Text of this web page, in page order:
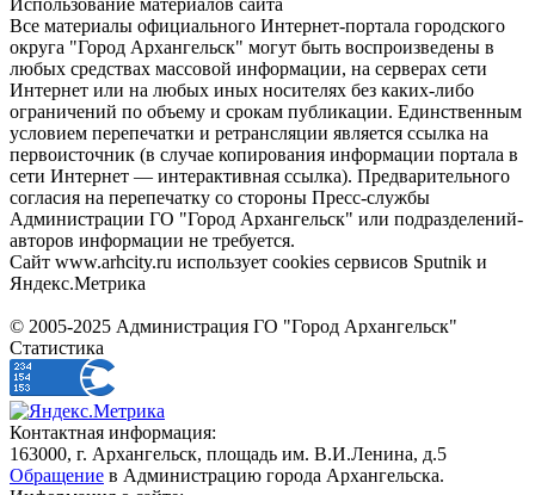
Использование материалов сайта
Все материалы официального Интернет-портала городского
округа "Город Архангельск" могут быть воспроизведены в
любых средствах массовой информации, на серверах сети
Интернет или на любых иных носителях без каких-либо
ограничений по объему и срокам публикации. Единственным
условием перепечатки и ретрансляции является ссылка на
первоисточник (в случае копирования информации портала в
сети Интернет — интерактивная ссылка). Предварительного
согласия на перепечатку со стороны Пресс-службы
Администрации ГО "Город Архангельск" или подразделений-
авторов информации не требуется.
Сайт www.arhcity.ru использует cookies сервисов Sputnik и
Яндекс.Метрика
© 2005-2025 Администрация ГО "Город Архангельск"
Статистика
Контактная информация:
163000, г. Архангельск, площадь им. В.И.Ленина, д.5
Обращение в Администрацию города Архангельска.